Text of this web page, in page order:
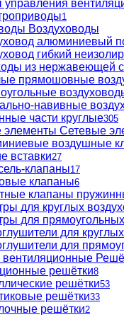
1
Воздуховоды
алюминиевый
гибкий
из нержавеющей
прямошовные
навивные
части круглые305
Сетевые
воздушные
вставки27
клапаны17
клапаны6
клапаны
для круглых
для
для
для
решётки8
решётки53
решётки33
решётки2